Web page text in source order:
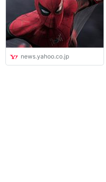
製作総指揮
ー ［超能力ユニット］（
）＜未＞ 製作総指揮
製作
作
総指揮
作
news.yahoo.co.jp